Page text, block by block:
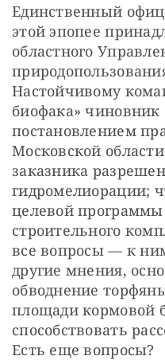
Единственный
этой эпопее
областного
Настойчивому
биофака» чиновник
постановлением
Московской
заказника
гидромелиорации;
целевой программы
строительного
все вопросы — к
другие мнения,
обводнение
площади кормовой
способствовать
Есть еще вопросы?